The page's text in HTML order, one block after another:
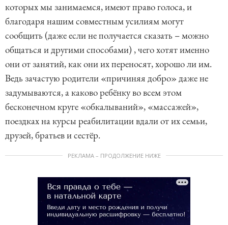
которых мы занимаемся, имеют право голоса, и
благодаря нашим совместным усилиям могут
сообщить (даже если не получается сказать – можно
общаться и другими способами) , чего хотят именно
они от занятий, как они их переносят, хорошо ли им.
Ведь зачастую родители «причиняя добро» даже не
задумываются, а каково ребёнку во всем этом
бесконечном круге «обкалываний», «массажей»,
поездках на курсы реабилитации вдали от их семьи,
друзей, братьев и сестёр.
РЕКЛАМА – ПРОДОЛЖЕНИЕ НИЖЕ